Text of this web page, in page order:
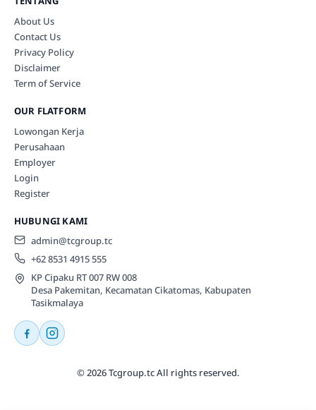
About Us
Contact Us
Privacy Policy
Disclaimer
Term of Service
OUR FLATFORM
Lowongan Kerja
Perusahaan
Employer
Login
Register
HUBUNGI KAMI
admin@tcgroup.tc
+62 8531 4915 555
KP Cipaku RT 007 RW 008
Desa Pakemitan, Kecamatan Cikatomas, Kabupaten
Tasikmalaya
© 2026 Tcgroup.tc All rights reserved.